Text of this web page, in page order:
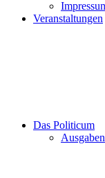
Veranstaltungen
Das Politicum
Ausgaben